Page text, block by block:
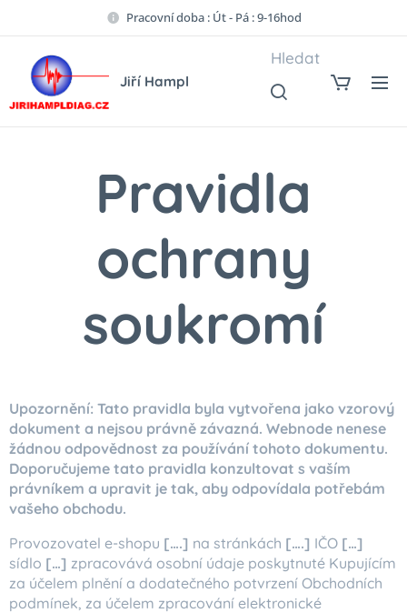
Pracovní doba : Út - Pá : 9-16hod
Jiří Hampl
Hledat
Pravidla
ochrany
soukromí
Upozornění: Tato pravidla byla vytvořena jako vzorový
dokument a nejsou právně závazná. Webnode nenese
žádnou odpovědnost za používání tohoto dokumentu.
Doporučujeme tato pravidla konzultovat s vaším
právníkem a upravit je tak, aby odpovídala potřebám
vašeho obchodu.
Provozovatel e-shopu [….] na stránkách [….] IČO […]
sídlo […] zpracovává osobní údaje poskytnuté Kupujícím
za účelem plnění a dodatečného potvrzení Obchodních
podmínek, za účelem zpracování elektronické